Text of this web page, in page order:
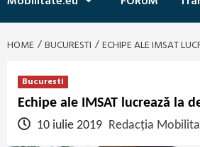
HOME BUCURESTI ECHIPE ALE IMSAT
Bucuresti
Echipe ale IMSAT lucrează la
10 iulie 2019 Redacția